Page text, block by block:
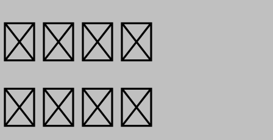
사람됨을
읽는다.